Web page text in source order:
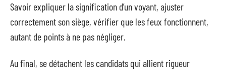
Savoir expliquer la signification d’un voyant, ajuster
correctement son siège, vérifier que les feux fonctionnent,
autant de points à ne pas négliger.
Au final, se détachent les candidats qui allient rigueur